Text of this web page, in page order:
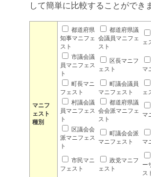
して簡単に比較することができ
マニフ
ェスト
種別
都道府県
知事マニフェ
スト
都道府県議
会議員マニフェ
スト
ェ
市議会議
員マニフェス
ト
区長マニフ
ェスト
マ
町長マニ
フェスト
町議会議員
マニフェスト
ェ
村議会議
員マニフェス
ト
都道府県議
会会派マニフェ
スト
マ
区議会会
派マニフェス
ト
町議会会派
マニフェスト
マ
市民マニ
フェスト
政党マニフ
ェスト
ー
ス